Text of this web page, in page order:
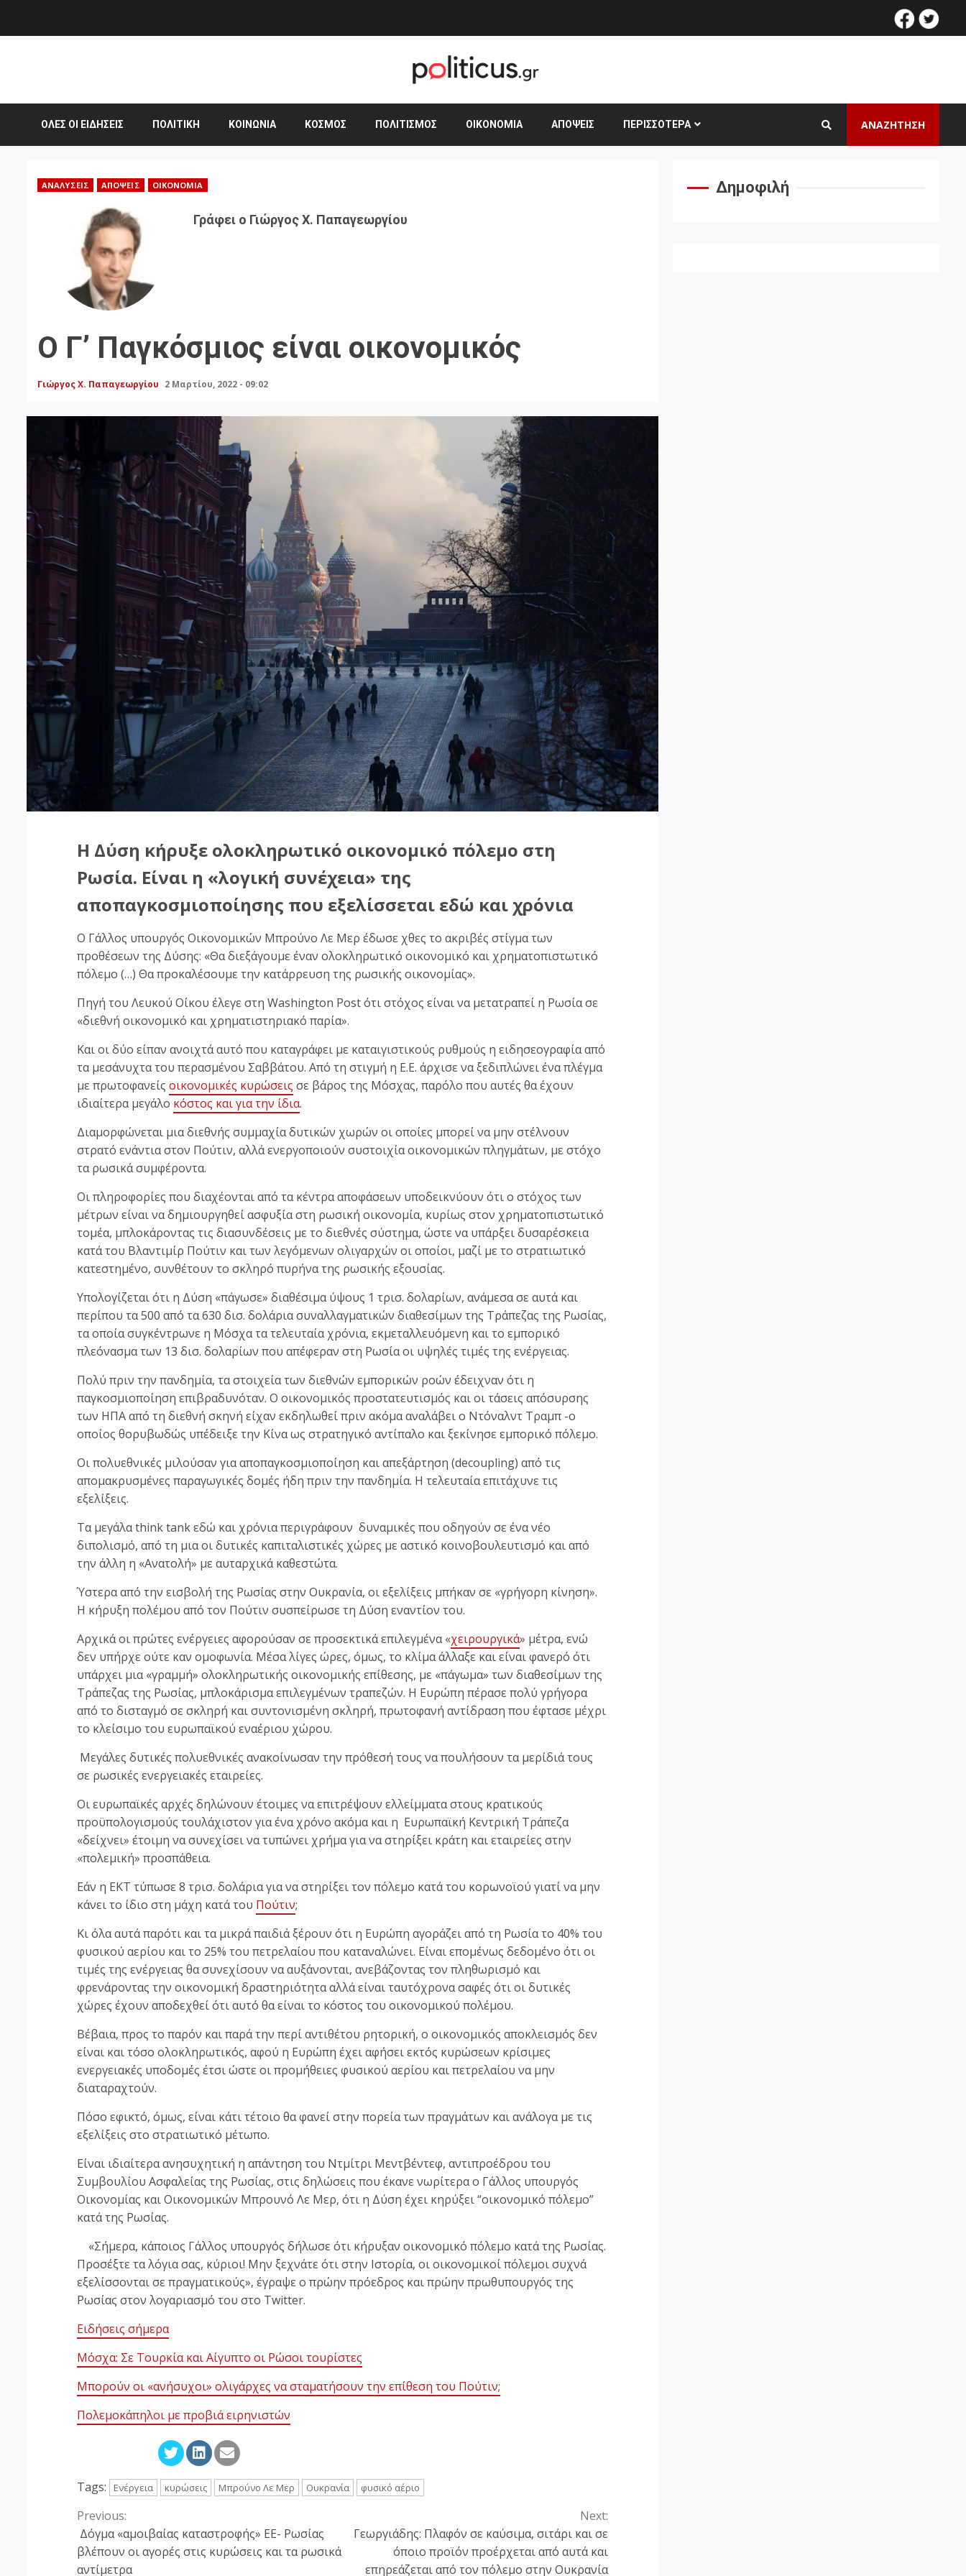
facebook
ΌΛΕΣ ΟΙ ΕΙΔΉΣΕΙΣ ΠΟΛΙΤΙΚΉ ΚΟΙΝΩΝΊΑ ΚΌΣΜΟΣ ΠΟΛΙΤΙΣΜΌΣ ΟΙΚΟΝΟΜΊΑ ΑΠΌΨΕΙΣ ΠΕΡΙΣΣΌΤΕΡΑ ΑΝΑΖΗΤΗΣΗ
ΑΝΑΛΎΣΕΙΣ ΑΠΌΨΕΙΣ ΟΙΚΟΝΟΜΊΑ
Γράφει ο Γιώργος Χ. Παπαγεωργίου
Ο Γ’ Παγκόσμιος είναι οικονομικός
Γιώργος Χ. Παπαγεωργίου 2 Μαρτίου, 2022 - 09:02
Η Δύση κήρυξε ολοκληρωτικό οικονομικό πόλεμο στη
Ρωσία. Είναι η «λογική συνέχεια» της
αποπαγκοσμιοποίησης που εξελίσσεται εδώ και χρόνια
Ο Γάλλος υπουργός Οικονομικών Μπρούνο Λε Μερ έδωσε χθες το ακριβές στίγμα των
προθέσεων της Δύσης: «Θα διεξάγουμε έναν ολοκληρωτικό οικονομικό και χρηματοπιστωτικό
πόλεμο (…) Θα προκαλέσουμε την κατάρρευση της ρωσικής οικονομίας».
Πηγή του Λευκού Οίκου έλεγε στη Washington Post ότι στόχος είναι να μετατραπεί η Ρωσία σε
«διεθνή οικονομικό και χρηματιστηριακό παρία».
Και οι δύο είπαν ανοιχτά αυτό που καταγράφει με καταιγιστικούς ρυθμούς η ειδησεογραφία από
τα μεσάνυχτα του περασμένου Σαββάτου. Από τη στιγμή η Ε.Ε. άρχισε να ξεδιπλώνει ένα πλέγμα
με πρωτοφανείς οικονομικές κυρώσεις σε βάρος της Μόσχας, παρόλο που αυτές θα έχουν
ιδιαίτερα μεγάλο κόστος και για την ίδια.
Διαμορφώνεται μια διεθνής συμμαχία δυτικών χωρών οι οποίες μπορεί να μην στέλνουν
στρατό ενάντια στον Πούτιν, αλλά ενεργοποιούν συστοιχία οικονομικών πληγμάτων, με στόχο
τα ρωσικά συμφέροντα.
Οι πληροφορίες που διαχέονται από τα κέντρα αποφάσεων υποδεικνύουν ότι ο στόχος των
μέτρων είναι να δημιουργηθεί ασφυξία στη ρωσική οικονομία, κυρίως στον χρηματοπιστωτικό
τομέα, μπλοκάροντας τις διασυνδέσεις με το διεθνές σύστημα, ώστε να υπάρξει δυσαρέσκεια
κατά του Βλαντιμίρ Πούτιν και των λεγόμενων ολιγαρχών οι οποίοι, μαζί με το στρατιωτικό
κατεστημένο, συνθέτουν το σκληρό πυρήνα της ρωσικής εξουσίας.
Υπολογίζεται ότι η Δύση «πάγωσε» διαθέσιμα ύψους 1 τρισ. δολαρίων, ανάμεσα σε αυτά και
περίπου τα 500 από τα 630 δισ. δολάρια συναλλαγματικών διαθεσίμων της Τράπεζας της Ρωσίας,
τα οποία συγκέντρωνε η Μόσχα τα τελευταία χρόνια, εκμεταλλευόμενη και το εμπορικό
πλεόνασμα των 13 δισ. δολαρίων που απέφεραν στη Ρωσία οι υψηλές τιμές της ενέργειας.
Πολύ πριν την πανδημία, τα στοιχεία των διεθνών εμπορικών ροών έδειχναν ότι η
παγκοσμιοποίηση επιβραδυνόταν. Ο οικονομικός προστατευτισμός και οι τάσεις απόσυρσης
των ΗΠΑ από τη διεθνή σκηνή είχαν εκδηλωθεί πριν ακόμα αναλάβει ο Ντόναλντ Τραμπ -ο
οποίος θορυβωδώς υπέδειξε την Κίνα ως στρατηγικό αντίπαλο και ξεκίνησε εμπορικό πόλεμο.
Οι πολυεθνικές μιλούσαν για αποπαγκοσμιοποίηση και απεξάρτηση (decoupling) από τις
απομακρυσμένες παραγωγικές δομές ήδη πριν την πανδημία. Η τελευταία επιτάχυνε τις
εξελίξεις.
Τα μεγάλα think tank εδώ και χρόνια περιγράφουν δυναμικές που οδηγούν σε ένα νέο
διπολισμό, από τη μια οι δυτικές καπιταλιστικές χώρες με αστικό κοινοβουλευτισμό και από
την άλλη η «Ανατολή» με αυταρχικά καθεστώτα.
Ύστερα από την εισβολή της Ρωσίας στην Ουκρανία, οι εξελίξεις μπήκαν σε «γρήγορη κίνηση».
Η κήρυξη πολέμου από τον Πούτιν συσπείρωσε τη Δύση εναντίον του.
Αρχικά οι πρώτες ενέργειες αφορούσαν σε προσεκτικά επιλεγμένα «χειρουργικά» μέτρα, ενώ
δεν υπήρχε ούτε καν ομοφωνία. Μέσα λίγες ώρες, όμως, το κλίμα άλλαξε και είναι φανερό ότι
υπάρχει μια «γραμμή» ολοκληρωτικής οικονομικής επίθεσης, με «πάγωμα» των διαθεσίμων της
Τράπεζας της Ρωσίας, μπλοκάρισμα επιλεγμένων τραπεζών. Η Ευρώπη πέρασε πολύ γρήγορα
από το δισταγμό σε σκληρή και συντονισμένη σκληρή, πρωτοφανή αντίδραση που έφτασε μέχρι
το κλείσιμο του ευρωπαϊκού εναέριου χώρου.
Μεγάλες δυτικές πολυεθνικές ανακοίνωσαν την πρόθεσή τους να πουλήσουν τα μερίδιά τους
σε ρωσικές ενεργειακές εταιρείες.
Οι ευρωπαϊκές αρχές δηλώνουν έτοιμες να επιτρέψουν ελλείμματα στους κρατικούς
προϋπολογισμούς τουλάχιστον για ένα χρόνο ακόμα και η Ευρωπαϊκή Κεντρική Τράπεζα
«δείχνει» έτοιμη να συνεχίσει να τυπώνει χρήμα για να στηρίξει κράτη και εταιρείες στην
«πολεμική» προσπάθεια.
Εάν η ΕΚΤ τύπωσε 8 τρισ. δολάρια για να στηρίξει τον πόλεμο κατά του κορωνοϊού γιατί να μην
κάνει το ίδιο στη μάχη κατά του Πούτιν;
Κι όλα αυτά παρότι και τα μικρά παιδιά ξέρουν ότι η Ευρώπη αγοράζει από τη Ρωσία το 40% του
φυσικού αερίου και το 25% του πετρελαίου που καταναλώνει. Είναι επομένως δεδομένο ότι οι
τιμές της ενέργειας θα συνεχίσουν να αυξάνονται, ανεβάζοντας τον πληθωρισμό και
φρενάροντας την οικονομική δραστηριότητα αλλά είναι ταυτόχρονα σαφές ότι οι δυτικές
χώρες έχουν αποδεχθεί ότι αυτό θα είναι το κόστος του οικονομικού πολέμου.
Βέβαια, προς το παρόν και παρά την περί αντιθέτου ρητορική, ο οικονομικός αποκλεισμός δεν
είναι και τόσο ολοκληρωτικός, αφού η Ευρώπη έχει αφήσει εκτός κυρώσεων κρίσιμες
ενεργειακές υποδομές έτσι ώστε οι προμήθειες φυσικού αερίου και πετρελαίου να μην
διαταραχτούν.
Πόσο εφικτό, όμως, είναι κάτι τέτοιο θα φανεί στην πορεία των πραγμάτων και ανάλογα με τις
εξελίξεις στο στρατιωτικό μέτωπο.
Είναι ιδιαίτερα ανησυχητική η απάντηση του Ντμίτρι Μεντβέντεφ, αντιπροέδρου του
Συμβουλίου Ασφαλείας της Ρωσίας, στις δηλώσεις που έκανε νωρίτερα ο Γάλλος υπουργός
Οικονομίας και Οικονομικών Μπρουνό Λε Μερ, ότι η Δύση έχει κηρύξει “οικονομικό πόλεμο”
κατά της Ρωσίας.
«Σήμερα, κάποιος Γάλλος υπουργός δήλωσε ότι κήρυξαν οικονομικό πόλεμο κατά της Ρωσίας.
Προσέξτε τα λόγια σας, κύριοι! Μην ξεχνάτε ότι στην Ιστορία, οι οικονομικοί πόλεμοι συχνά
εξελίσσονται σε πραγματικούς», έγραψε ο πρώην πρόεδρος και πρώην πρωθυπουργός της
Ρωσίας στον λογαριασμό του στο Twitter.
Ειδήσεις σήμερα
Μόσχα: Σε Τουρκία και Αίγυπτο οι Ρώσοι τουρίστες
Μπορούν οι «ανήσυχοι» ολιγάρχες να σταματήσουν την επίθεση του Πούτιν;
Πολεμοκάπηλοι με προβιά ειρηνιστών
Tags: Ενέργεια κυρώσεις Μπρούνο Λε Μερ Ουκρανία φυσικό αέριο
Continue
Reading
Previous:
Δόγμα «αμοιβαίας καταστροφής» ΕΕ- Ρωσίας
βλέπουν οι αγορές στις κυρώσεις και τα ρωσικά
αντίμετρα
Next:
Γεωργιάδης: Πλαφόν σε καύσιμα, σιτάρι και σε
όποιο προϊόν προέρχεται από αυτά και
επηρεάζεται από τον πόλεμο στην Ουκρανία
Δημοφιλή